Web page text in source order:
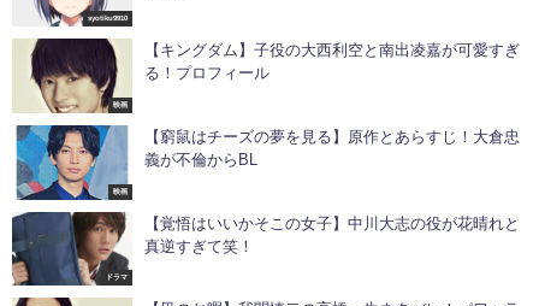
syotiku9910
映画
【キングダム】子役の大西利空と南出凌嘉が可愛すぎ
る！プロフィール
映画
【窮鼠はチーズの夢を見る】原作とあらすじ！大倉忠
義が不倫からBL
ドラマ
【覚悟はいいかそこの女子】中川大志の役が花晴れと
真逆すぎて笑！